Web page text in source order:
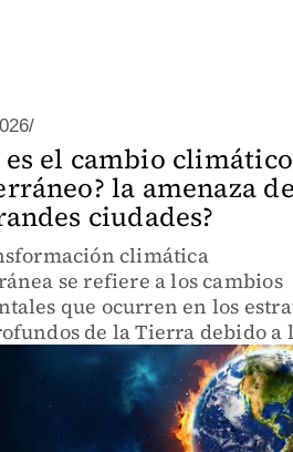
es el cambio climático
la amenaza de
ciudades?
climática
se refiere a los cambios
que ocurren en los
de la Tierra debido a
humana y los patrones
cambiantes. Aunque
el cambio climático con fenó